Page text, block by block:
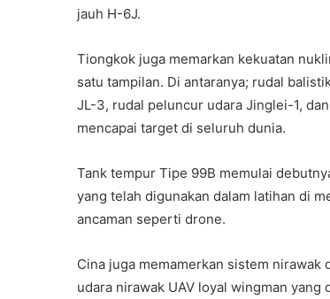
jauh H-6J.
Tiongkok juga memarkan kekuatan
satu tampilan. Di antaranya; rudal
JL-3, rudal peluncur udara Jinglei-1,
mencapai target di seluruh dunia.
Tank tempur Tipe 99B memulai
yang telah digunakan dalam latihan di
ancaman seperti drone.
Cina juga memamerkan sistem
udara nirawak UAV loyal wingman